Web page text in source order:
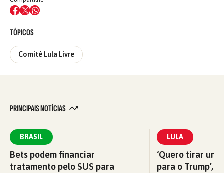
TÓPICOS
Comitê Lula Livre
PRINCIPAIS NOTÍCIAS
BRASIL
Bets podem financiar
tratamento pelo SUS para
LULA
‘Quero tirar
para o Trump’,